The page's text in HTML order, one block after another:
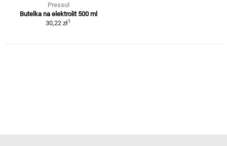
Pressol
Butelka na elektrolit 500 ml
30,22 zł1